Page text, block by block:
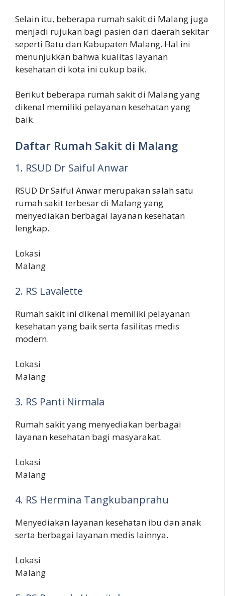
Selain itu, beberapa rumah sakit di Malang juga
menjadi rujukan bagi pasien dari daerah sekitar
seperti Batu dan Kabupaten Malang. Hal ini
menunjukkan bahwa kualitas layanan
kesehatan di kota ini cukup baik.
Berikut beberapa rumah sakit di Malang yang
dikenal memiliki pelayanan kesehatan yang
baik.
Daftar Rumah Sakit di Malang
1. RSUD Dr Saiful Anwar
RSUD Dr Saiful Anwar merupakan salah satu
rumah sakit terbesar di Malang yang
menyediakan berbagai layanan kesehatan
lengkap.
Lokasi
Malang
2. RS Lavalette
Rumah sakit ini dikenal memiliki pelayanan
kesehatan yang baik serta fasilitas medis
modern.
Lokasi
Malang
3. RS Panti Nirmala
Rumah sakit yang menyediakan berbagai
layanan kesehatan bagi masyarakat.
Lokasi
Malang
4. RS Hermina Tangkubanprahu
Menyediakan layanan kesehatan ibu dan anak
serta berbagai layanan medis lainnya.
Lokasi
Malang